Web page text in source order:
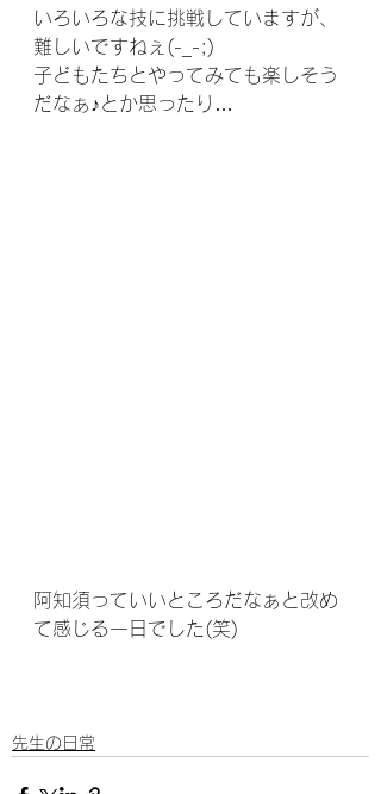
いろいろな技に挑戦していますが、
難しいですねぇ(-_-;)
子どもたちとやってみても楽しそう
だなぁ♪とか思ったり…
阿知須っていいところだなぁと改め
て感じる一日でした(笑)
先生の日常